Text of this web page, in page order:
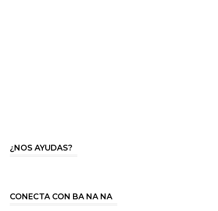
¿NOS AYUDAS?
CONECTA CON BA NA NA